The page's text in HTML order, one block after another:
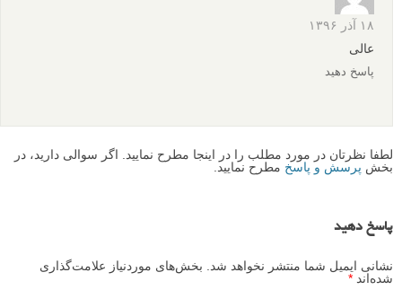
۱۸ آذر ۱۳۹۶
عالی
پاسخ دهید
لطفا نظرتان در مورد مطلب را در اینجا مطرح نمایید. اگر سوالی دارید، در
بخش پرسش و پاسخ مطرح نمایید.
پاسخ دهید
نشانی ایمیل شما منتشر نخواهد شد.
بخش‌های موردنیاز علامت‌گذاری
شده‌اند *